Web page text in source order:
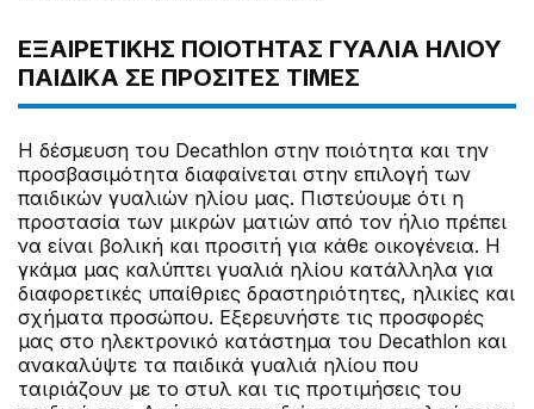
ΕΞΑΙΡΕΤΙΚΗΣ ΠΟΙΟΤΗΤΑΣ ΓΥΑΛΙΑ ΗΛΙΟΥ
ΠΑΙΔΙΚΑ ΣΕ ΠΡΟΣΙΤΕΣ ΤΙΜΕΣ
Η δέσμευση του Decathlon στην ποιότητα και την
προσβασιμότητα διαφαίνεται στην επιλογή των
παιδικών γυαλιών ηλίου μας. Πιστεύουμε ότι η
προστασία των μικρών ματιών από τον ήλιο πρέπει
να είναι βολική και προσιτή για κάθε οικογένεια. Η
γκάμα μας καλύπτει γυαλιά ηλίου κατάλληλα για
διαφορετικές υπαίθριες δραστηριότητες, ηλικίες και
σχήματα προσώπου. Εξερευνήστε τις προσφορές
μας στο ηλεκτρονικό κατάστημα του Decathlon και
ανακαλύψτε τα παιδικά γυαλιά ηλίου που
ταιριάζουν με το στυλ και τις προτιμήσεις του